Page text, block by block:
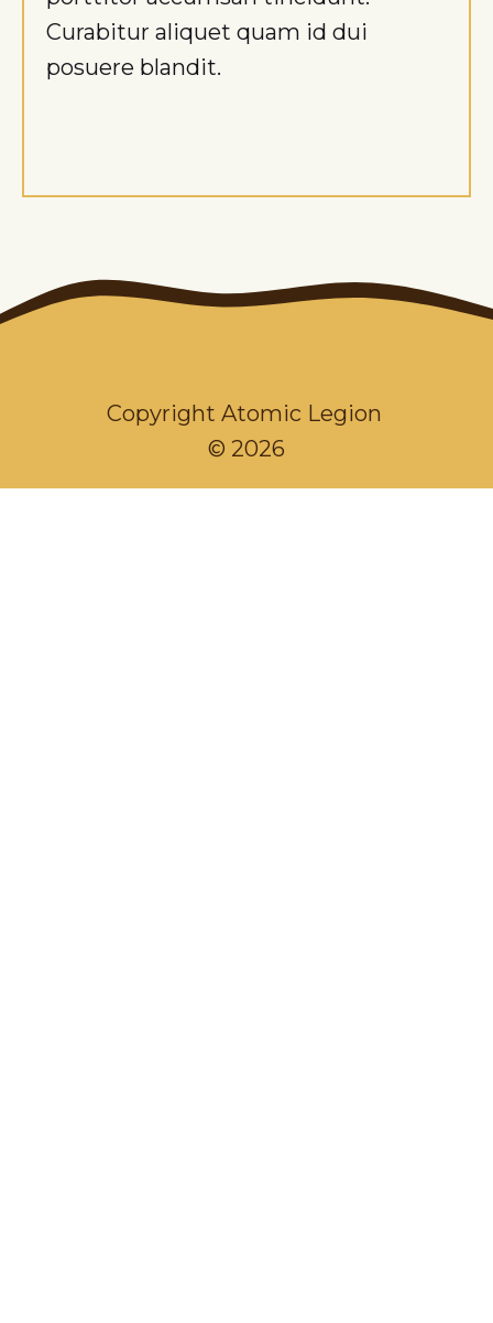
Curabitur aliquet quam id dui
posuere blandit.
Copyright Atomic Legion
© 2026